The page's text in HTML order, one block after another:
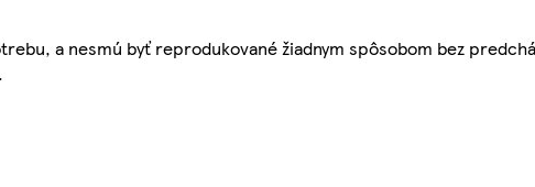
a nesmú byť reprodukované žiadnym spôsobom bez